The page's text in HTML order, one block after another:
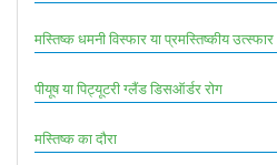
मस्तिष्क धमनी विस्फार या प्रमस्तिष्कीय उत्स्फार
पीयूष या पिट्यूटरी ग्लैंड डिसऑर्डर रोग
मस्तिष्क का दौरा